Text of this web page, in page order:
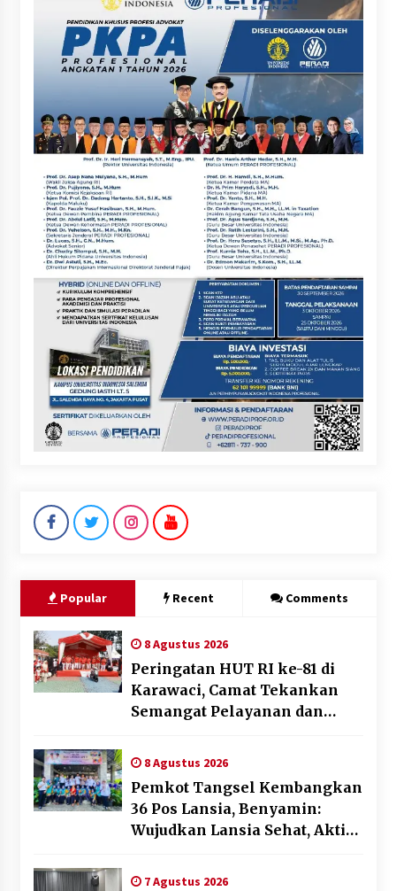
Popular Recent Comments
8 Agustus 2026
Peringatan HUT RI ke-81 di
Karawaci, Camat Tekankan
Semangat Pelayanan dan
8 Agustus 2026
Pemkot Tangsel Kembangkan
36 Pos Lansia, Benyamin:
Wujudkan Lansia Sehat, Aktif,
7 Agustus 2026